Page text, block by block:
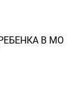
В МО